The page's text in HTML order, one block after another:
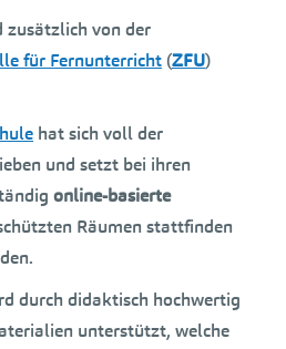
zusätzlich von der
für Fernunterricht (ZFU)
hat sich voll der
und setzt bei ihren
online-basierte
Räumen stattfinden
durch didaktisch hochwertig
unterstützt, welche